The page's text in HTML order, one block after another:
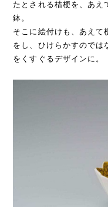
たとされる桔梗を、あえ
鉢。
そこに絵付けも、あえて
をし、ひけらかすのでは
をくすぐるデザインに。